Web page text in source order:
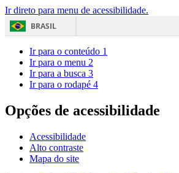
Ir direto para menu de acessibilidade.
BRASIL
Acesso
Ir para o conteúdo 1
Ir para o menu 2
Ir para a busca 3
Ir para o rodapé 4
Opções de acessibilidade
Acessibilidade
Alto contraste
Mapa do site